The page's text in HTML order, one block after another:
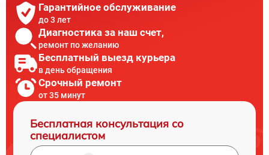
Гарантийное обслуживание
до 3 лет
Диагностика за наш счет,
ремонт по желанию
Бесплатный выезд курьера
в день обращения
Срочный ремонт
от 35 минут
Бесплатная консультация со
специалистом